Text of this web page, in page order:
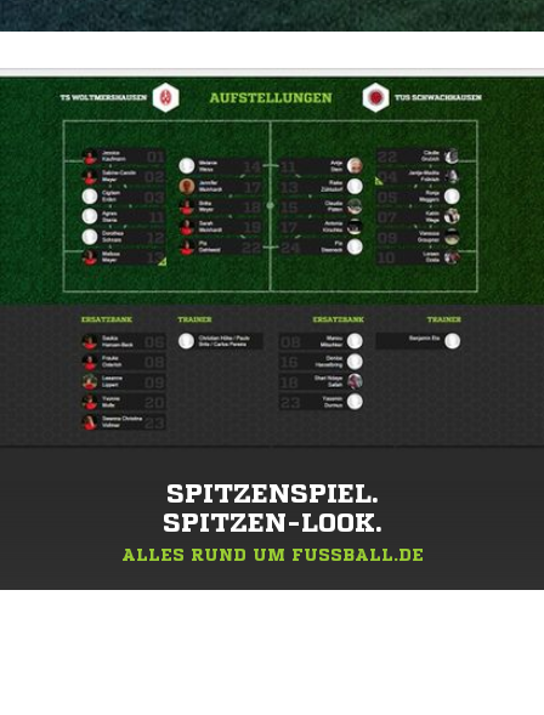
SPITZENSPIEL.
SPITZEN-LOOK.
ALLES RUND UM FUSSBALL.DE